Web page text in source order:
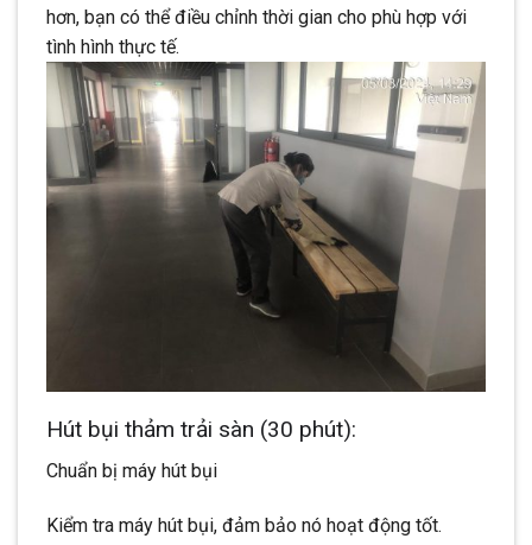
hơn, bạn có thể điều chỉnh thời gian cho phù hợp với
tình hình thực tế.
Hút bụi thảm trải sàn (30 phút):
Chuẩn bị máy hút bụi
Kiểm tra máy hút bụi, đảm bảo nó hoạt động tốt.